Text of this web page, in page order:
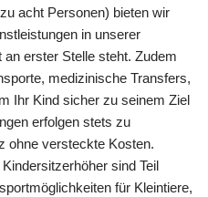
acht Personen) bieten wir
in unserer
erster Stelle steht. Zudem
medizinische Transfers,
Ihr Kind sicher zu seinem Ziel
erfolgen stets zu
ohne versteckte Kosten.
sind Teil
für Kleintiere,